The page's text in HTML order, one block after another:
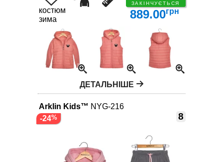
ЗАКІНЧУЄТЬСЯ
костюм
зима
889.00грн
ДЕТАЛЬНІШЕ
Arklin Kids™ NYG-216
8
-24